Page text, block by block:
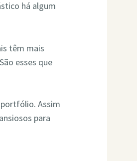
há algum
têm mais
esses que
Assim
para